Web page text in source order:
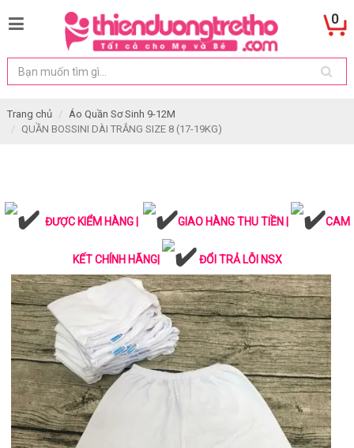
0
Trang chủ
Áo Quần Sơ Sinh 9-12M
QUẦN BOSSINI DÀI TRẮNG SIZE 8 (17-19KG)
ĐƯỢC KIỂM HÀNG | GIAO HÀNG THU TIỀN | CAM
KẾT CHÍNH HÃNG| ĐỔI TRẢ LỖI NSX